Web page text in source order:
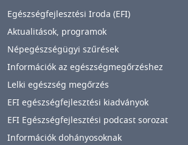
Egészségfejlesztési Iroda (EFI)
Aktualitások, programok
Népegészségügyi szűrések
Információk az egészségmegőrzéshez
Lelki egészség megőrzés
EFI egészségfejlesztési kiadványok
EFI Egészségfejlesztési podcast sorozat
Információk dohányosoknak